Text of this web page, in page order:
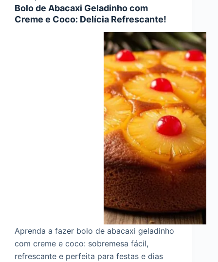
Bolo de Abacaxi Geladinho com
Creme e Coco: Delícia Refrescante!
Aprenda a fazer bolo de abacaxi geladinho
com creme e coco: sobremesa fácil,
refrescante e perfeita para festas e dias